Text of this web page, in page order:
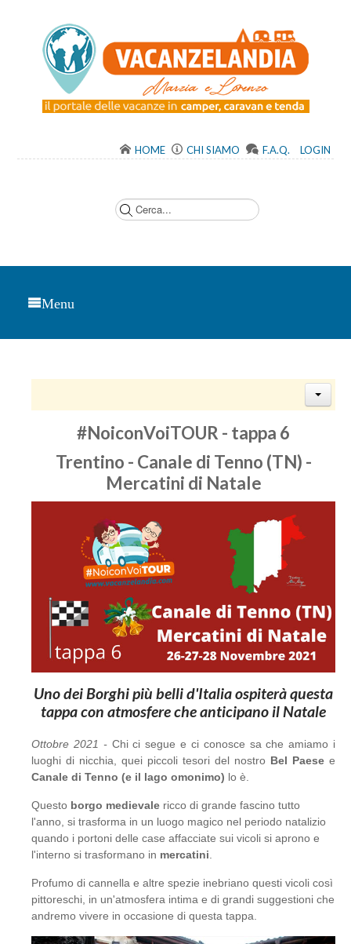
HOME CHI SIAMO F.A.Q. LOGIN
Menu
#NoiconVoiTOUR - tappa 6
Trentino - Canale di Tenno (TN) -
Mercatini di Natale
Uno dei Borghi più belli d'Italia ospiterà questa
tappa con atmosfere che anticipano il Natale
Ottobre 2021 - Chi ci segue e ci conosce sa che amiamo i
luoghi di nicchia, quei piccoli tesori del nostro Bel Paese e
Canale di Tenno (e il lago omonimo) lo è.
Questo borgo medievale ricco di grande fascino tutto
l'anno, si trasforma in un luogo magico nel periodo natalizio
quando i portoni delle case affacciate sui vicoli si aprono e
l'interno si trasformano in mercatini.
Profumo di cannella e altre spezie inebriano questi vicoli così
pittoreschi, in un'atmosfera intima e di grandi suggestioni che
andremo vivere in occasione di questa tappa.